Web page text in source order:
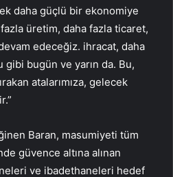
daha güçlü bir ekonomiye
üretim, daha fazla ticaret,
edeceğiz. ihracat, daha
bugün ve yarın da. Bu,
atalarımıza, gelecek
Baran, masumiyeti tüm
güvence altına alınan
ve ibadethaneleri hedef